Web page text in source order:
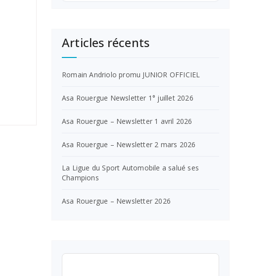
Articles récents
Romain Andriolo promu JUNIOR OFFICIEL
Asa Rouergue Newsletter 1° juillet 2026
Asa Rouergue – Newsletter 1 avril 2026
Asa Rouergue – Newsletter 2 mars 2026
La Ligue du Sport Automobile a salué ses
Champions
Asa Rouergue – Newsletter 2026